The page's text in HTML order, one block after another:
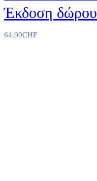
Έκδοση δώρου
64.90CHF